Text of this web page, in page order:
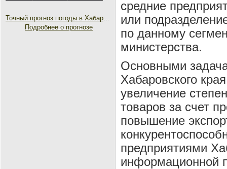
средние
или
по данному
министерства.
Основными
Хабаровского
увеличение
товаров за счет
повышение
предприятиями
информационной
Точный прогноз погоды в Хабаровске на 30 дней
Подробнее о прогнозе